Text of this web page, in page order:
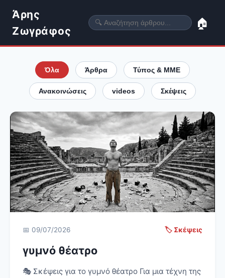
Άρης
Ζωγράφος
🏠
Όλα Άρθρα Τύπος & ΜΜΕ
Ανακοινώσεις videos Σκέψεις
📅 09/07/2026 🏷️ Σκέψεις
γυμνό θέατρο
🎭 Σκέψεις για το γυμνό θέατρο Για μια τέχνη της